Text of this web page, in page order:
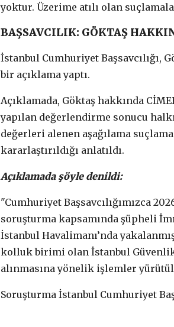
yoktur. Üzerime atılı olan
BAŞSAVCILIK: GÖKTAŞ
İstanbul Cumhuriyet Başsavcılığı,
bir açıklama yaptı.
Açıklamada, Göktaş hakkında
yapılan değerlendirme sonucu
değerleri alenen aşağılama
kararlaştırıldığı anlatıldı.
Açıklamada şöyle denildi:
"Cumhuriyet Başsavcılığımızca
soruşturma kapsamında şüpheli
İstanbul Havalimanı’nda
kolluk birimi olan İstanbul
alınmasına yönelik işlemler
Soruşturma İstanbul Cumhuriyet